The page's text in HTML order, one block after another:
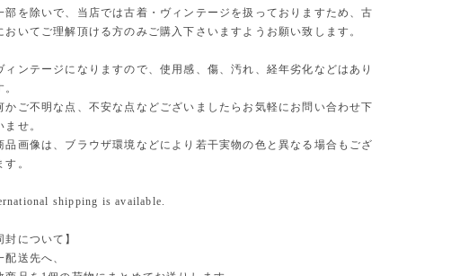
を除いで、当店では古着・ヴィンテージを扱っておりますため、古
おいてご理解頂ける方のみご購入下さいますようお願い致します。
ンテージになりますので、使用感、傷、汚れ、経年劣化などはあり
。
ご不明な点、不安な点などございましたらお気軽にお問い合わせ下
ませ。
画像は、ブラウザ環境などにより若干実物の色と異なる場合もござ
す。
shipping is available.
封について】
配送先へ、